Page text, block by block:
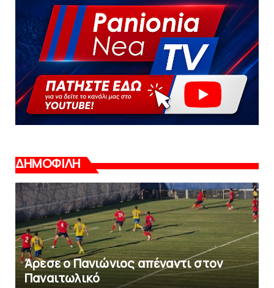
ΔΗΜΟΦΙΛΗ
Άρεσε ο Πανιώνιος απέναντι στoν
Παναιτωλικό